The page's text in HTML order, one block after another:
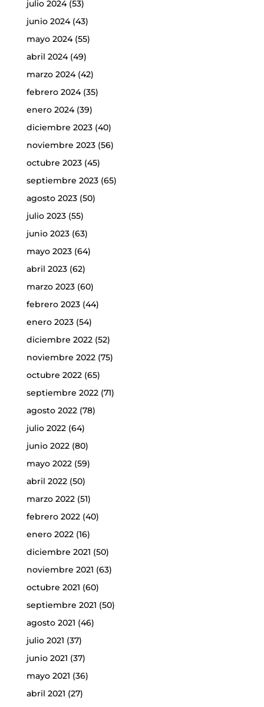
julio 2024(53)
junio 2024(43)
mayo 2024(55)
abril 2024(49)
marzo 2024(42)
febrero 2024(35)
enero 2024(39)
diciembre 2023(40)
noviembre 2023(56)
octubre 2023(45)
septiembre 2023(65)
agosto 2023(50)
julio 2023(55)
junio 2023(63)
mayo 2023(64)
abril 2023(62)
marzo 2023(60)
febrero 2023(44)
enero 2023(54)
diciembre 2022(52)
noviembre 2022(75)
octubre 2022(65)
septiembre 2022(71)
agosto 2022(78)
julio 2022(64)
junio 2022(80)
mayo 2022(59)
abril 2022(50)
marzo 2022(51)
febrero 2022(40)
enero 2022(16)
diciembre 2021 (50)
noviembre 2021 (63)
octubre 2021 (60)
septiembre 2021 (50)
agosto 2021 (46)
julio 2021 (37)
junio 2021 (37)
mayo 2021 (36)
abril 2021 (27)